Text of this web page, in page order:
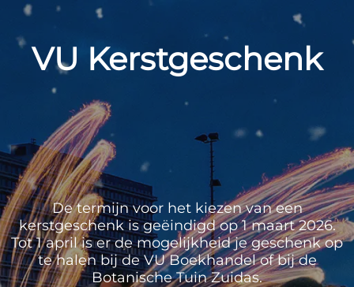
VU Kerstgeschenk
De termijn voor het kiezen van een
kerstgeschenk is geëindigd op 1 maart 2026.
Tot 1 april is er de mogelijkheid je geschenk op
te halen bij de VU Boekhandel of bij de
Botanische Tuin Zuidas.